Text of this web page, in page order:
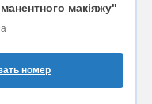
макіяжу"
номер